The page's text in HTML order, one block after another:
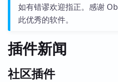
如有错谬欢迎指正。感谢
此优秀的软件。
插件新闻
社区插件